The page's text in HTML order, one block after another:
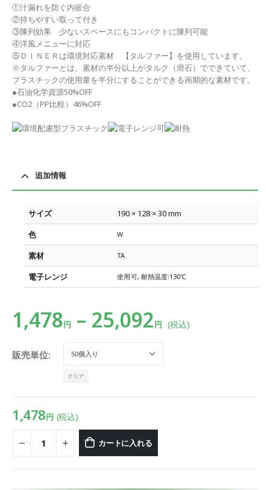
①汁漏れを防ぐ内嵌合
②持ちやすい取って付き
③陳列効果 少ないスペースにもコンパクトに陳列可能
④洋風メニューに対応
⑤ＤＩＮＥＲは環境対応素材 【タルファー】を使用しています。
※タルファーとは、素材の半分以上がタルク（滑石）でできていて、
プラスチックの使用量を半分にすることができる画期的な素材です。
●石油化学資源50%OFF
●CO2（PP比較）46%OFF
追加情報
サイズ
190 × 128 × 30 mm
色
W
素材 TA
電子レンジ 使用可, 耐熱温度:130℃
1,478円 – 25,092円 (税込)
販売単位
クリア
1,478円 (税込)
カートに入れる